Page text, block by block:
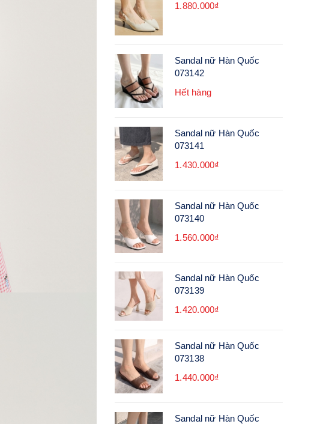
1.880.000₫
Sandal nữ Hàn Quốc
073142
Hết hàng
Sandal nữ Hàn Quốc
073141
1.430.000₫
Sandal nữ Hàn Quốc
073140
1.560.000₫
Sandal nữ Hàn Quốc
073139
1.420.000₫
Sandal nữ Hàn Quốc
073138
1.440.000₫
Sandal nữ Hàn Quốc